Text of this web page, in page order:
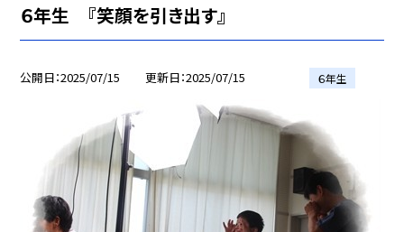
６年生 『笑顔を引き出す』
公開日 2025/07/15 更新日 2025/07/15 ６年生